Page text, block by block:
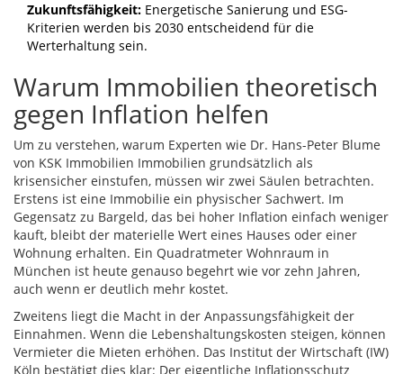
Zukunftsfähigkeit: Energetische Sanierung und ESG-
Kriterien werden bis 2030 entscheidend für die
Werterhaltung sein.
Warum Immobilien theoretisch
gegen Inflation helfen
Um zu verstehen, warum Experten wie Dr. Hans-Peter Blume
von KSK Immobilien Immobilien grundsätzlich als
krisensicher einstufen, müssen wir zwei Säulen betrachten.
Erstens ist eine Immobilie ein physischer Sachwert. Im
Gegensatz zu Bargeld, das bei hoher Inflation einfach weniger
kauft, bleibt der materielle Wert eines Hauses oder einer
Wohnung erhalten. Ein Quadratmeter Wohnraum in
München ist heute genauso begehrt wie vor zehn Jahren,
auch wenn er deutlich mehr kostet.
Zweitens liegt die Macht in der Anpassungsfähigkeit der
Einnahmen. Wenn die Lebenshaltungskosten steigen, können
Vermieter die Mieten erhöhen. Das Institut der Wirtschaft (IW)
Köln bestätigt dies klar: Der eigentliche Inflationsschutz